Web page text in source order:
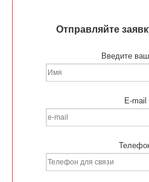
Отправляйте
Введите
E-mail